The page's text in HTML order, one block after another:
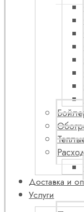
Доставка и
Услуги